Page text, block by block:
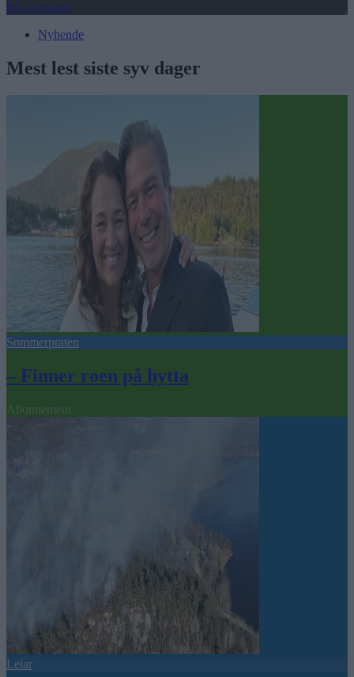
Bli abonnent
Nyhende
Mest lest siste syv dager
Sommerpraten
– Finner roen på hytta
Abonnement
Leiar